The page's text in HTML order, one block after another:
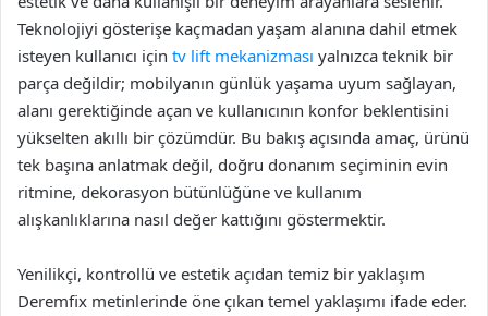
Teknolojiyi gösterişe kaçmadan yaşam alanına dahil etmek
isteyen kullanıcı için tv lift mekanizması yalnızca teknik bir
parça değildir; mobilyanın günlük yaşama uyum sağlayan,
alanı gerektiğinde açan ve kullanıcının konfor beklentisini
yükselten akıllı bir çözümdür. Bu bakış açısında amaç, ürünü
tek başına anlatmak değil, doğru donanım seçiminin evin
ritmine, dekorasyon bütünlüğüne ve kullanım
alışkanlıklarına nasıl değer kattığını göstermektir.
Yenilikçi, kontrollü ve estetik açıdan temiz bir yaklaşım
Deremfix metinlerinde öne çıkan temel yaklaşımı ifade eder.